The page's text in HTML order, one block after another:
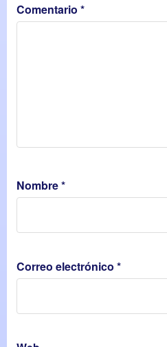
Comentario *
Nombre*
Correo electrónico *